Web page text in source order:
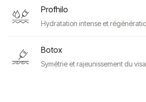
Profhilo
Hydratation intense et
Botox
Symétrie et rajeunissement du